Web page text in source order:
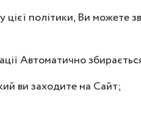
політики, Ви можете
Автоматично
ви заходите на Сайт;